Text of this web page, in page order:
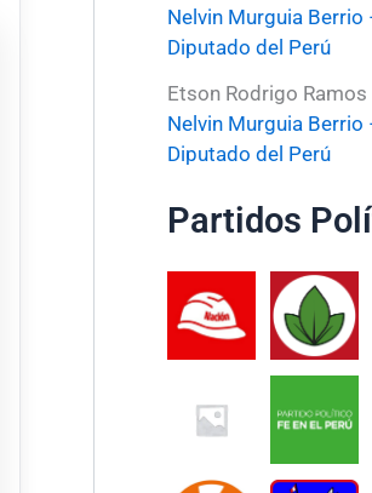
Nelvin Murguia Berrio
Diputado del Perú
Etson Rodrigo Ramos
Nelvin Murguia Berrio
Diputado del Perú
Partidos